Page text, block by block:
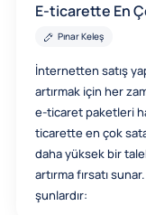
E-ticarette En
Pınar Keleş
İnternetten satış
artırmak için her
e-ticaret paketleri
ticarette en çok
daha yüksek bir
artırma fırsatı
şunlardır: